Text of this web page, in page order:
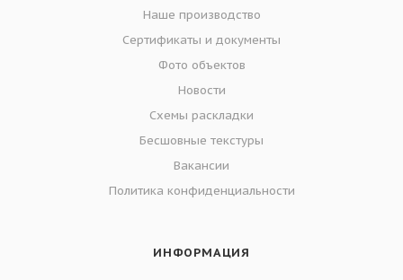
Наше производство
Сертификаты и документы
Фото объектов
Новости
Схемы раскладки
Бесшовные текстуры
Вакансии
Политика конфиденциальности
ИНФОРМАЦИЯ